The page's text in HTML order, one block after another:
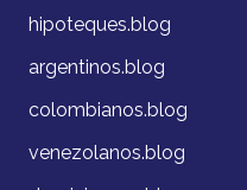
hipoteques.blog
argentinos.blog
colombianos.blog
venezolanos.blog